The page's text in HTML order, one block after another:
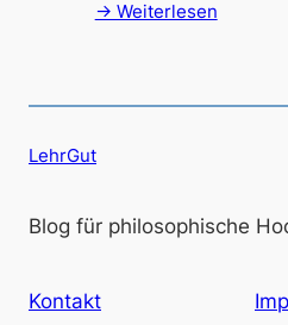
→ Weiterlesen
LehrGut
Blog für philosophische
Kontakt